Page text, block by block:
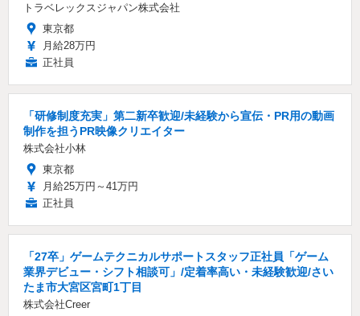
トラベレックスジャパン株式会社
東京都
月給28万円
正社員
「研修制度充実」第二新卒歓迎/未経験から宣伝・PR用の動画
制作を担うPR映像クリエイター
株式会社小林
東京都
月給25万円～41万円
正社員
「27卒」ゲームテクニカルサポートスタッフ正社員「ゲーム
業界デビュー・シフト相談可」/定着率高い・未経験歓迎/さい
たま市大宮区宮町1丁目
株式会社Creer